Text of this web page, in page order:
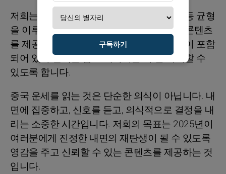
저희는 사랑, 우정, 가족 생활, 웰빙, 영적 삶 등 균형
을 이루는 핵심 주제에 따라 구성된 풍부한 콘텐츠
를 제공합니다. 각 섹션에는개인 맞춤 조언
이 포함
되어 있어 선택을 돕고 에너지를 더 잘 이해할 수
있도록 합니다.
중국 운세를 읽는 것은 단순한 의식이 아닙니다. 내
면에 집중하고, 신호를 듣고, 의식적으로 결정을 내
리는 소중한 시간입니다. 저희의 목표는 2025년이
여러분에게 진정한 내면의 재탄생이 될 수 있도록
영감을 주고 신뢰할 수 있는 콘텐츠를 제공하는 것
입니다.
구독하기